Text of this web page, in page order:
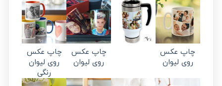
چاپ عکس
روی لیوان
چاپ عکس
روی لیوان
چاپ عکس
روی لیوان
رنگی